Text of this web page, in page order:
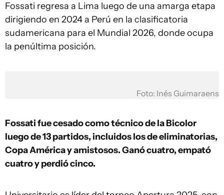
Fossati regresa a Lima luego de una amarga etapa
dirigiendo en 2024 a Perú en la clasificatoria
sudamericana para el Mundial 2026, donde ocupa
la penúltima posición.
Foto: Inés Guimaraens
Fossati fue cesado como técnico de la Bicolor
luego de 13 partidos, incluidos los de eliminatorias,
Copa América y amistosos. Ganó cuatro, empató
cuatro y perdió cinco.